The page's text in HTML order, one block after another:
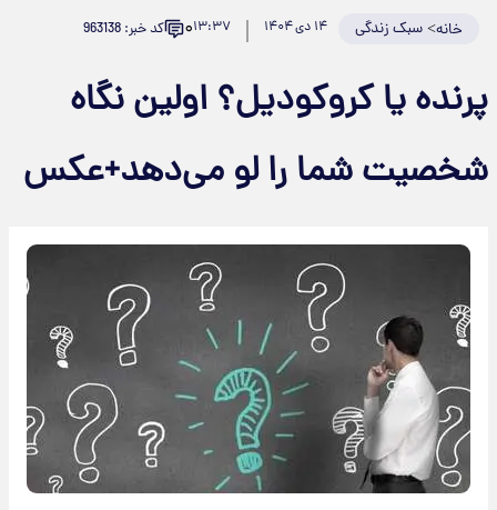
خانه>سبک زندگی ۱۳:۳۷۰ کد خبر: 963138
یا کروکودیل؟ اولین نگاه
شما را لو می‌دهد+عکس